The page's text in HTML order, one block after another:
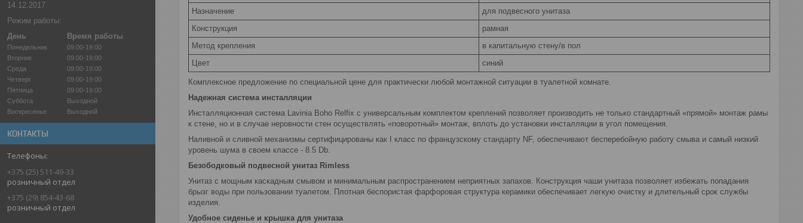
14.12.2017
Режим работы:
День
Время работы
Понедельник
09:00-19:00
Вторник
09:00-19:00
Среда
09:00-19:00
Четверг
09:00-19:00
Пятница
09:00-19:00
Суббота
Выходной
Воскресенье
Выходной
КОНТАКТЫ
+375 (25) 511-49-33
розничный отдел
+375 (29) 854-43-68
розничный отдел
Назначение
для подвесного унитаза
Конструкция
рамная
Метод крепления
в капитальную стену/в пол
Цвет
синий
Комплексное предложение по специальной цене для практически любой монтажной ситуации в туалетной комнате.
Надежная система инсталляции
Инсталляционная система Lavinia Boho Relfix c универсальным комплектом креплений позволяет производить не только стандартный «прямой» монтаж рамы
к стене, но и в случае неровности стен осуществлять «поворотный» монтаж, вплоть до установки инсталляции в угол помещения.
Наливной и сливной механизмы сертифицированы как I класс по французскому стандарту NF, обеспечивают бесперебойную работу смыва и самый низкий
уровень шума в своем классе - 8.5 Db.
Безободковый подвесной унитаз Rimless
Унитаз с мощным каскадным смывом и минимальным распространением неприятных запахов. Конструкция чаши унитаза позволяет избежать попадания
брызг воды при пользовании туалетом. Плотная беспористая фарфоровая структура керамики обеспечивает легкую очистку и длительный срок службы
изделия.
Удобное сиденье и крышка для унитаза